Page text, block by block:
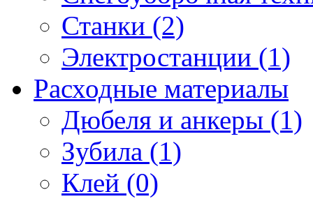
Станки (2)
Электростанции (1)
Расходные материалы
Дюбеля и анкеры (1)
Зубила (1)
Клей (0)